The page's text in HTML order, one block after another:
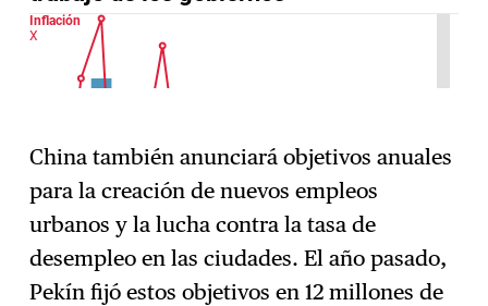
China también anunciará objetivos anuales
para la creación de nuevos empleos
urbanos y la lucha contra la tasa de
desempleo en las ciudades. El año pasado,
Pekín fijó estos objetivos en 12 millones de